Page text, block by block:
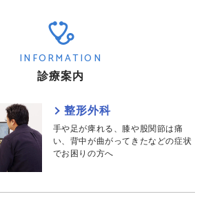
INFORMATION
診療案内
整形外科
手や足が痺れる、膝や股関節は痛
い、背中が曲がってきたなどの症状
でお困りの方へ